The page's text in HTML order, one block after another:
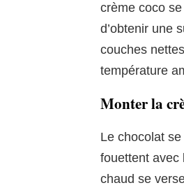
crème coco
d’obtenir une
couches
température
Monter la
Le chocolat
fouettent avec
chaud se